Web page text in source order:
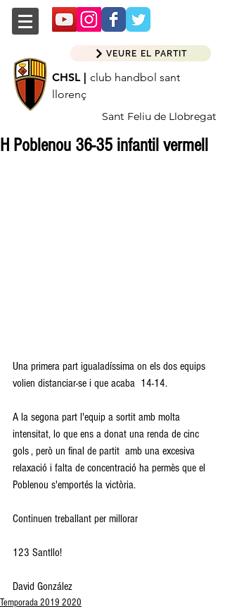
CHSL | club handbol sant
llorenç
Sant Feliu de Llobregat
VEURE EL PARTIT
H Poblenou 36-35 infantil vermell
Una primera part igualadíssima on els dos equips
volien distanciar-se i que acaba  14-14.
A la segona part l'equip a sortit amb molta
intensitat, lo que ens a donat una renda de cinc
gols , però un final de partit  amb una excesiva
relaxació i falta de concentració ha permès que el
Poblenou s'emportés la victòria.
Continuen treballant per millorar
123 Santllo!
David González
Temporada 2019 2020